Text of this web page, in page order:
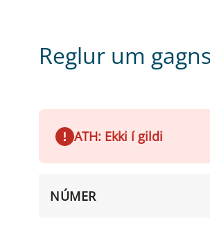
Reglur um
ATH: Ekki í gildi
NÚMER